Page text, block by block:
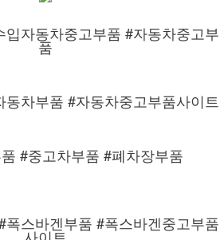
자동차중고부품 #자동차중고부
품
차부품 #자동차중고부품사이트
#중고차부품 #폐차장부품
스바겐부품 #폭스바겐중고부품